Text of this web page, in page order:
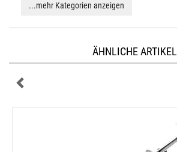
...mehr Kategorien anzeigen
ÄHNLICHE ARTIKEL